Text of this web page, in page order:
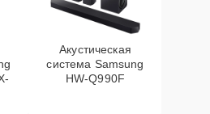
Акустическая
система Samsung
HW-Q990F